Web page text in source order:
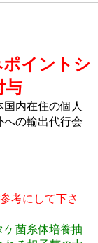
イントシ
与
内在住の個人
への輸出代行会
考にして下さ
ケ菌糸体培養抽